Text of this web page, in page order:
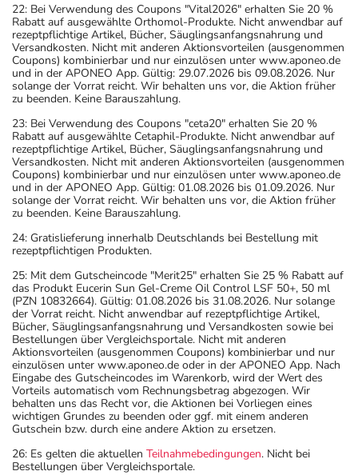
22: Bei Verwendung des Coupons "Vital2026" erhalten Sie 20 %
Rabatt auf ausgewählte Orthomol-Produkte. Nicht anwendbar auf
rezeptpflichtige Artikel, Bücher, Säuglingsanfangsnahrung und
Versandkosten. Nicht mit anderen Aktionsvorteilen (ausgenommen
Coupons) kombinierbar und nur einzulösen unter www.aponeo.de
und in der APONEO App. Gültig: 29.07.2026 bis 09.08.2026. Nur
solange der Vorrat reicht. Wir behalten uns vor, die Aktion früher
zu beenden. Keine Barauszahlung.
23: Bei Verwendung des Coupons "ceta20" erhalten Sie 20 %
Rabatt auf ausgewählte Cetaphil-Produkte. Nicht anwendbar auf
rezeptpflichtige Artikel, Bücher, Säuglingsanfangsnahrung und
Versandkosten. Nicht mit anderen Aktionsvorteilen (ausgenommen
Coupons) kombinierbar und nur einzulösen unter www.aponeo.de
und in der APONEO App. Gültig: 01.08.2026 bis 01.09.2026. Nur
solange der Vorrat reicht. Wir behalten uns vor, die Aktion früher
zu beenden. Keine Barauszahlung.
24: Gratislieferung innerhalb Deutschlands bei Bestellung mit
rezeptpflichtigen Produkten.
25: Mit dem Gutscheincode "Merit25" erhalten Sie 25 % Rabatt auf
das Produkt Eucerin Sun Gel-Creme Oil Control LSF 50+, 50 ml
(PZN 10832664). Gültig: 01.08.2026 bis 31.08.2026. Nur solange
der Vorrat reicht. Nicht anwendbar auf rezeptpflichtige Artikel,
Bücher, Säuglingsanfangsnahrung und Versandkosten sowie bei
Bestellungen über Vergleichsportale. Nicht mit anderen
Aktionsvorteilen (ausgenommen Coupons) kombinierbar und nur
einzulösen unter www.aponeo.de oder in der APONEO App. Nach
Eingabe des Gutscheincodes im Warenkorb, wird der Wert des
Vorteils automatisch vom Rechnungsbetrag abgezogen. Wir
behalten uns das Recht vor, die Aktionen bei Vorliegen eines
wichtigen Grundes zu beenden oder ggf. mit einem anderen
Gutschein bzw. durch eine andere Aktion zu ersetzen.
26: Es gelten die aktuellen Teilnahmebedingungen. Nicht bei
Bestellungen über Vergleichsportale.